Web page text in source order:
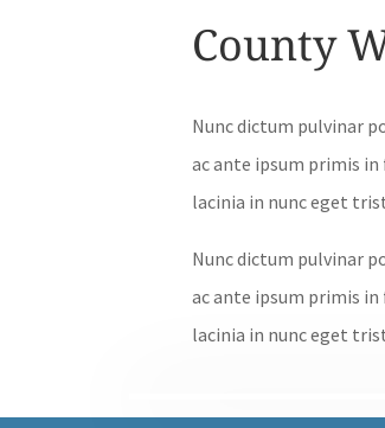
County
Nunc dictum pulvinar
ac ante ipsum primis
lacinia in nunc eget
Nunc dictum pulvinar
ac ante ipsum primis
lacinia in nunc eget